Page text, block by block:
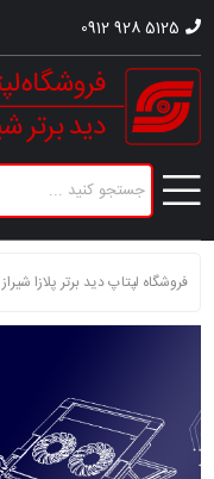
0912 928 5125
فروشگاه لپتاپ دید برتر پلازا شیراز